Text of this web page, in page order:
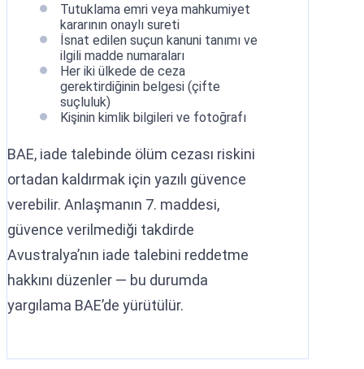
Tutuklama emri veya mahkumiyet
kararının onaylı sureti
İsnat edilen suçun kanuni tanımı ve
ilgili madde numaraları
Her iki ülkede de ceza
gerektirdiğinin belgesi (çifte
suçluluk)
Kişinin kimlik bilgileri ve fotoğrafı
BAE, iade talebinde ölüm cezası riskini
ortadan kaldırmak için yazılı güvence
verebilir. Anlaşmanın 7. maddesi,
güvence verilmediği takdirde
Avustralya’nın iade talebini reddetme
hakkını düzenler — bu durumda
yargılama BAE’de yürütülür.